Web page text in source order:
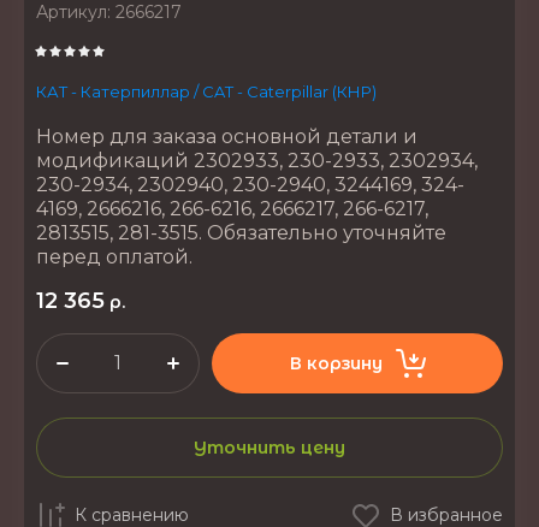
Артикул: 2666217
КАТ - Катерпиллар / CAT - Caterpillar (КНР)
Номер для заказа основной детали и
модификаций 2302933, 230-2933, 2302934,
230-2934, 2302940, 230-2940, 3244169, 324-
4169, 2666216, 266-6216, 2666217, 266-6217,
2813515, 281-3515. Обязательно уточняйте
перед оплатой.
12 365 р.
В корзину
Уточнить цену
К сравнению В избранное